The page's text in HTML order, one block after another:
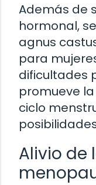
Además de
hormonal,
agnus
para
dificultades
promueve
ciclo
Alivio de